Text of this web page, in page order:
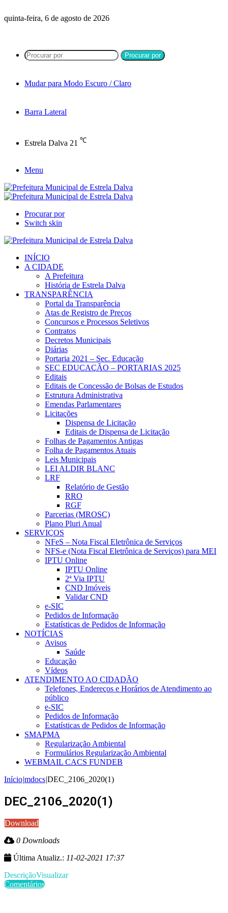
quinta-feira, 6 de agosto de 2026
Procurar por
Mudar para Modo Escuro / Claro
Barra Lateral
Estrela Dalva 21 ℃
Menu
Procurar por
Switch skin
INÍCIO
A CIDADE
A Prefeitura
História de Estrela Dalva
TRANSPARÊNCIA
Portal da Transparência
Atas de Registro de Preços
Concursos e Processos Seletivos
Contratos
Decretos Municipais
Diárias
Portaria 2021 – Sec. Educação
SEC EDUCAÇÃO – PORTARIAS 2025
Editais
Editais de Concessão de Bolsas de Estudos
Estrutura Administrativa
Emendas Parlamentares
Licitações
Dispensa de Licitação
Editais de Dispensa de Licitação
Folhas de Pagamentos Antigas
Folha de Pagamentos Atuais
Leis Municipais
LEI ALDIR BLANC
LRF
Relatório de Gestão
RRO
RGF
Parcerias (MROSC)
Plano Pluri Anual
SERVIÇOS
NFeS – Nota Fiscal Eletrônica de Serviços
NFS-e (Nota Fiscal Eletrônica de Serviços) para MEI
IPTU Online
IPTU Online
2ª Via IPTU
CND Imóveis
Validar CND
e-SIC
Pedidos de Informação
Estatísticas de Pedidos de Informação
NOTÍCIAS
Avisos
Saúde
Educação
Vídeos
ATENDIMENTO AO CIDADÃO
Telefones, Endereços e Horários de Atendimento ao
público
e-SIC
Pedidos de Informação
Estatísticas de Pedidos de Informação
SMAPMA
Regularização Ambiental
Formulários Regularização Ambiental
WEBMAIL CACS FUNDEB
Início|mdocs|DEC_2106_2020(1)
DEC_2106_2020(1)
Download
0 Downloads
Última Atualiz.: 11-02-2021 17:37
DescriçãoVisualizar
Comentários